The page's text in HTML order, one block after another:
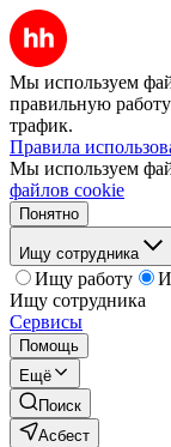
Мы используем
правильную
трафик.
Правила
Мы используем
файлов cookie
Понятно
Ищу сотрудника
Ищу работу
Ищу сотрудника
Сервисы
Помощь
Ещё
Поиск
Асбест